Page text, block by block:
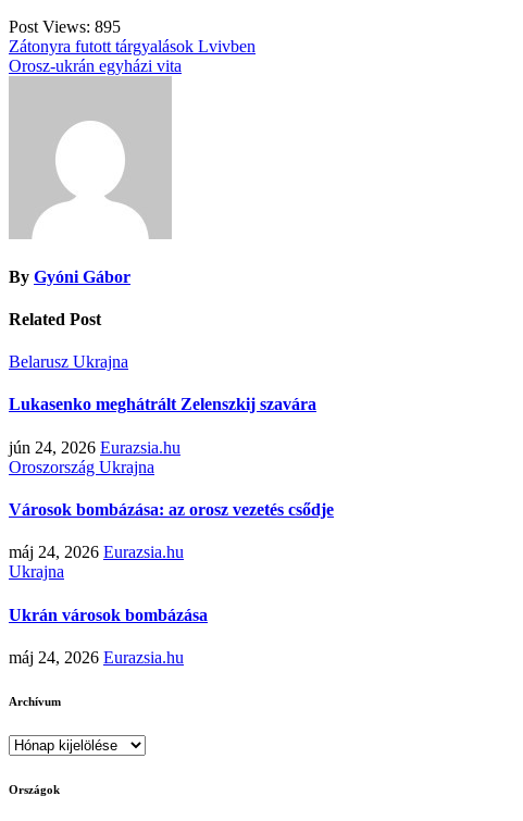
Post Views: 895
Bejegyzés
navigáció
Zátonyra futott tárgyalások Lvivben
Orosz-ukrán egyházi vita
By Gyóni Gábor
Related Post
Belarusz Ukrajna
Lukasenko meghátrált Zelenszkij szavára
jún 24, 2026 Eurazsia.hu
Oroszország Ukrajna
Városok bombázása: az orosz vezetés csődje
máj 24, 2026 Eurazsia.hu
Ukrajna
Ukrán városok bombázása
máj 24, 2026 Eurazsia.hu
Archívum
Archívum
Országok